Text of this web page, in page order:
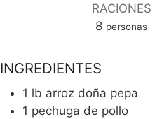
RACIONES
8 personas
INGREDIENTES
1 lb arroz doña pepa
1 pechuga de pollo